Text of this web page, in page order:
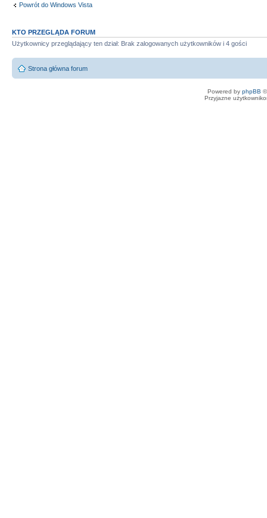
Powrót do Windows Vista
KTO PRZEGLĄDA FORUM
Użytkownicy przeglądający ten dział: Brak zalogowanych użytkowników i 4 gości
Strona główna forum
Powered by phpBB
Przyjazne